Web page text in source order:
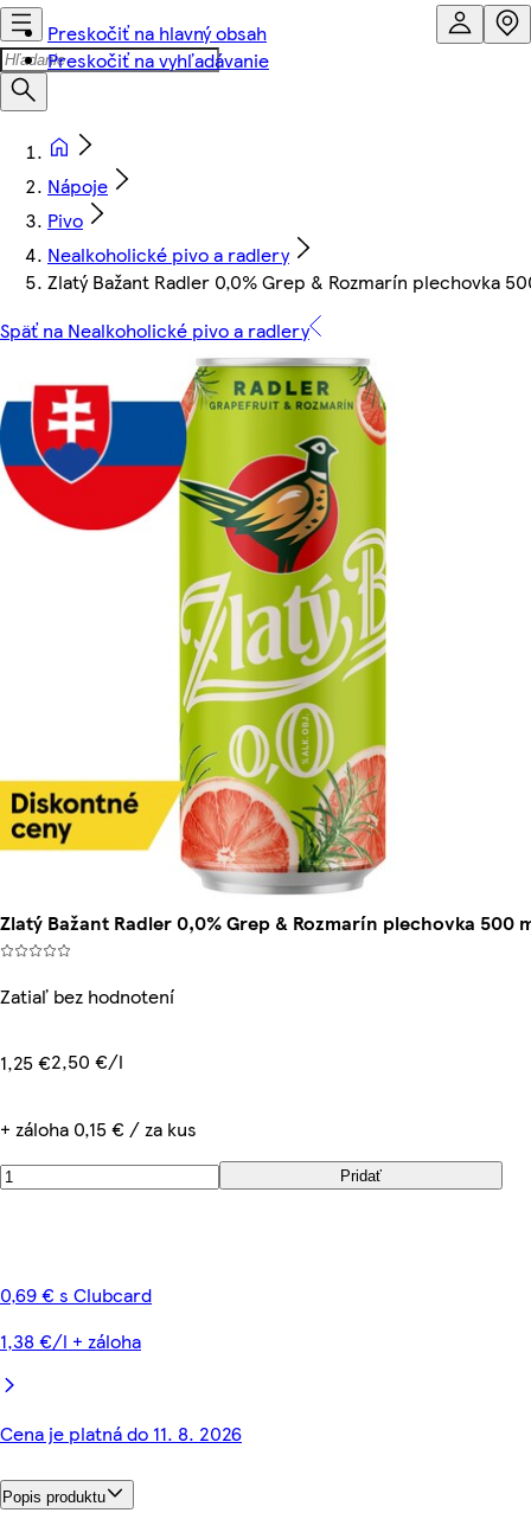
Preskočiť na hlavný obsah
Preskočiť na vyhľadávanie
Nápoje
Pivo
Nealkoholické pivo a radlery
Zlatý Bažant Radler 0,0% Grep & Rozmarín plechovka
Späť na Nealkoholické pivo a radlery
Zlatý Bažant Radler 0,0% Grep & Rozmarín plechovka 500
Zatiaľ bez hodnotení
1,25 €2,50 €/l
+ záloha 0,15 € / za kus
Pridať
0,69 € s Clubcard
1,38 €/l + záloha
Cena je platná do 11. 8. 2026
Popis produktu